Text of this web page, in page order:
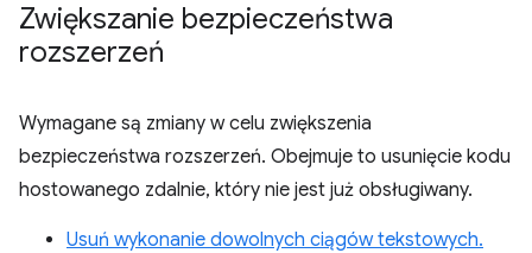
Zwiększanie bezpieczeństwa
rozszerzeń
Wymagane są zmiany w celu zwiększenia
bezpieczeństwa rozszerzeń. Obejmuje to usunięcie kodu
hostowanego zdalnie, który nie jest już obsługiwany.
Usuń wykonanie dowolnych ciągów tekstowych.